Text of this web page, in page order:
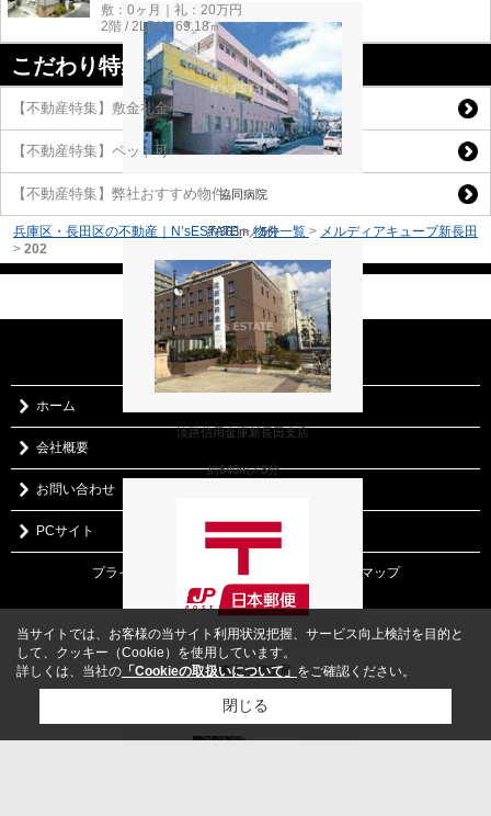
協同病院
約363m／5分
淡路信用金庫新長田支店
約640m／8分
神戸東尻池郵便局
約437m／6分
敷：0ヶ月｜礼：20万円
2階 / 2LDK / 69.18㎡
こだわり特集
【不動産特集】敷金礼金ゼロ
【不動産特集】ペット可
【不動産特集】弊社おすすめ物件
兵庫区・長田区の不動産｜N’sESTATE > 物件一覧 > メルディアキューブ新長田
> 202
ページトップに戻る
営業時間:10:00～24:00
定休日:年中無休
ホーム
会社概要
お問い合わせ
PCサイト
プライバシーポリシー ｜利用規約 ｜アクセスマップ
Copyright(c) N's ESTATE All rights reserved.
当サイトでは、お客様の当サイト利用状況把握、サービス向上検討を目的と
して、クッキー（Cookie）を使用しています。
詳しくは、当社の 「Cookieの取扱いについて」 をご確認ください。
閉じる